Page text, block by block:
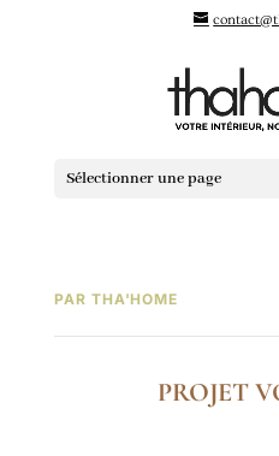
Sélectionner une page
PAR THA'HOME
PROJET